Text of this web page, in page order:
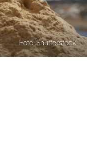
Foto: Shutterstock